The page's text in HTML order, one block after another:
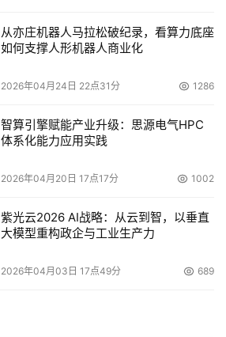
从亦庄机器人马拉松破纪录，看算力底座
如何支撑人形机器人商业化
2026年04月24日 22点31分 1286
智算引擎赋能产业升级：思源电气HPC
体系化能力应用实践
2026年04月20日 17点17分 1002
紫光云2026 AI战略：从云到智，以垂直
大模型重构政企与工业生产力
2026年04月03日 17点49分 689